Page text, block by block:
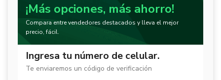
¡Más opciones, más ahorro!
Compara entre vendedores destacados y lleva el mejor
precio, fácil.
Ingresa tu número de celular.
Te enviaremos un código de verificación